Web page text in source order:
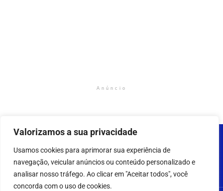
Valorizamos a sua privacidade
Usamos cookies para aprimorar sua experiência de
navegação, veicular anúncios ou conteúdo personalizado e
analisar nosso tráfego. Ao clicar em "Aceitar todos", você
concorda com o uso de cookies.
Anúncio